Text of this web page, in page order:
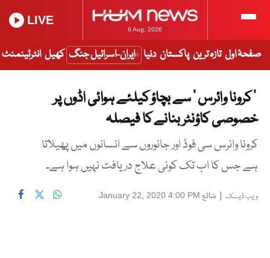
9 Aug, 2026
LIVE
صفحۂ اول تازہ ترین پاکستان دنیا ایران-اسرائیل جنگ کھیل انٹرٹینمنٹ
’ کرونا وائرس ‘ سے بچاؤ کیلئے ہوائی اڈوں پر
خصوصی کاؤنٹر بنانے کا فیصلہ
کرونا وائرس سی فوڈ اور جانوروں سے انسانوں میں پھیلاتا
ہے جس کا اب تک کوئی علاج دریافت نہیں ہوا ہے۔
ویب ڈیسک | شائع January 22, 2020 4:00 PM